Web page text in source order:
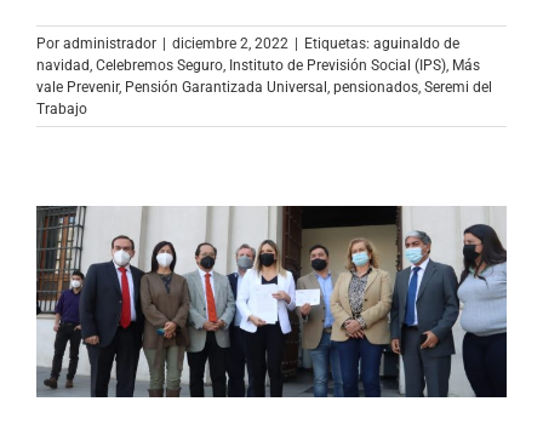
Por administrador diciembre 2, 2022 Etiquetas: aguinaldo de
navidad, Celebremos Seguro, Instituto de Previsión Social (IPS), Más
vale Prevenir, Pensión Garantizada Universal , pensionados, Seremi del
Trabajo